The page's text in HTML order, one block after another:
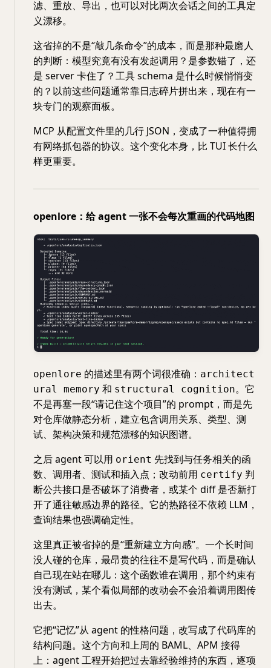
滤、重放、导出，也可以对比两次会话之间的工具定
义漂移。
这省掉的不是“敲几条命令”的成本，而是那种最磨人
的判断：模型究竟有没有发起调用？是参数错了，还
是 server 卡住了？工具 schema 是什么时候悄悄变
的？以前这些问题通常靠日志碎片拼出来，现在有一
块专门的观察面板。
MCP 从配置文件里的几行 JSON，变成了一种值得拥
有网络抓包器的协议。这个变化本身，比 TUI 长什么
样更重要。
openlore：给 agent 一张不会每次重画的代码地图
openlore 的描述里有两个词很准确： architect
ural memory 和 structural cognition。它
不是再塞一段“请记住这个项目”的 prompt，而是先
对仓库做静态分析，建立包含调用关系、类型、测
试、架构决策和规范漂移的知识图谱。
之后 agent 可以用 orient 先找到与任务相关的函
数、调用者、测试和插入点；改动前用 certify 判
断公共接口是否破坏了消费者，或某个 diff 是否新打
开了通往敏感边界的路径。它的热路径不依赖 LLM，
查询结果也强调确定性。
这里真正被省掉的是“重新建立方向感”。一个长时间
没人碰的仓库，最昂贵的往往不是写代码，而是确认
自己现在站在哪儿：这个函数谁在调用，那个约束有
没有测试，某个看似局部的改动会不会沿着调用图传
出去。
它把“记忆”从 agent 的性格问题，改写成了代码库的
结构问题。这个方向和上周的 BAML、APM 接得
上：agent 工程开始把过去靠经验维持的东西，逐项